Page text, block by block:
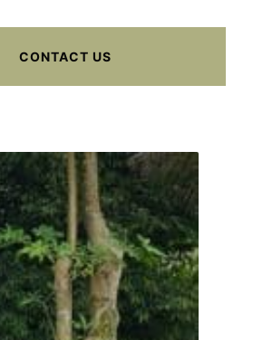
CONTACT US